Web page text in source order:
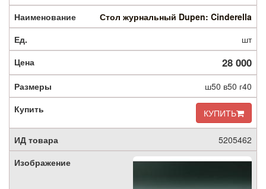
Стол журнальный Dupen: Cinderella
шт
28 000
ш50 в50 г40
КУПИТЬ
5205462